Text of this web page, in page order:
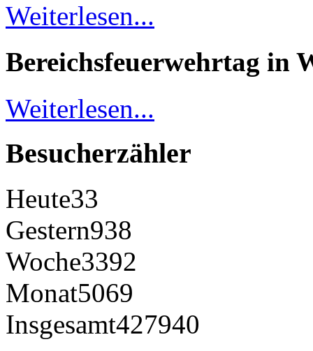
Weiterlesen...
Bereichsfeuerwehrtag in
Weiterlesen...
Besucherzähler
Heute33
Gestern938
Woche3392
Monat5069
Insgesamt427940